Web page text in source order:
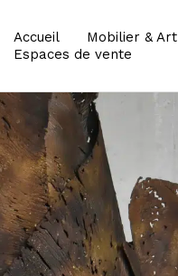
Accueil Mobilier & Art
Espaces de vente